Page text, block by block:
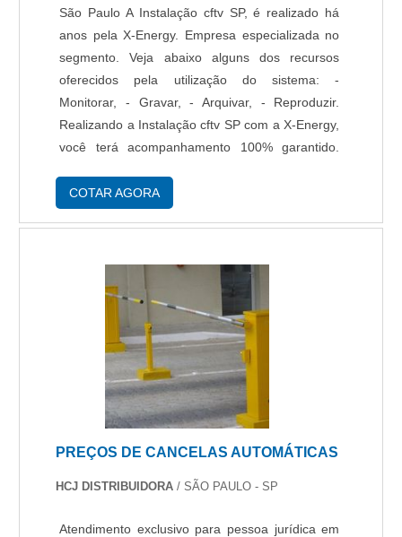
por meio de profissionais treinados e altamente
qualificados. A Protelt é uma empresa que tem
feito a diferença no mercado por toda seriedade
e qualidade, o que comprova sua essência de
trazer o melhor para os parceiros..
São Paulo A Instalação cftv SP, é realizado há
anos pela X-Energy. Empresa especializada no
segmento. Veja abaixo alguns dos recursos
oferecidos pela utilização do sistema: -
Monitorar, - Gravar, - Arquivar, - Reproduzir.
Realizando a Instalação cftv SP com a X-Energy,
você terá acompanhamento 100% garantido.
ainda pode acompanhar ficando tranquilo quanto
COTAR AGORA
PREÇOS DE CANCELAS AUTOMÁTICAS
HCJ DISTRIBUIDORA / SÃO PAULO - SP
Atendimento exclusivo para pessoa jurídica em